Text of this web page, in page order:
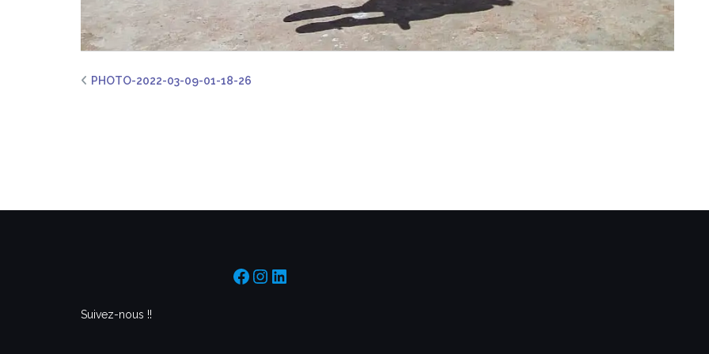
PHOTO-2022-03-09-01-18-26
https://www.facebook.com/AsssociationArtivista/
https://www.instagram.com/artivista_project/
https://fr.linkedin.com/company/
Suivez-nous !!